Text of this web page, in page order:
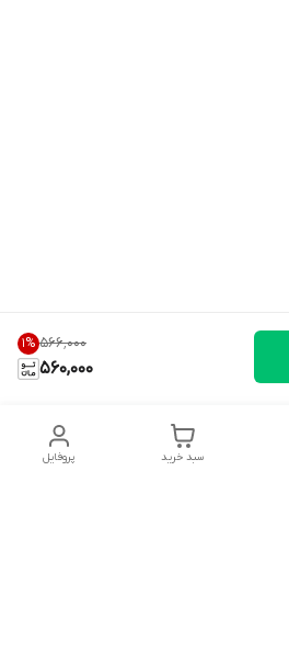
۵۶۶٬۰۰۰ 1%
560,000
پروفایل سبد خرید